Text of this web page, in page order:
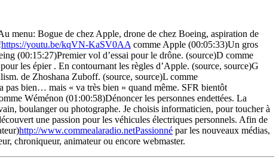
menu: Bogue de chez Apple, drone de chez Boeing, aspiration de
https://youtu.be/kqVN-KaSV0AA comme Apple (00:05:33)Un gros
(00:15:27)Premier vol d’essai pour le drône. (source)D comme
les épier . En contournant les règles d’Apple. (source, source)G
de Zhoshana Zuboff. (source, source)L comme
bien… mais « va très bien » quand même. SFR bientôt
Wéménon (01:00:58)Dénoncer les personnes endettées. La
boulanger ou photographe. Je choisis informaticien, pour toucher à
une passion pour les véhicules électriques personnels. Afin de
http://www.commealaradio.netPassionné par les nouveaux médias,
chroniqueur, animateur ou encore webmaster.